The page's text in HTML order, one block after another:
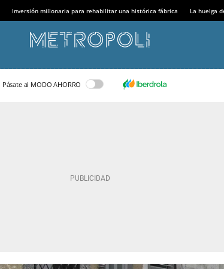
Inversión millonaria para rehabilitar una histórica fábrica La huelga
Pásate al MODO AHORRO